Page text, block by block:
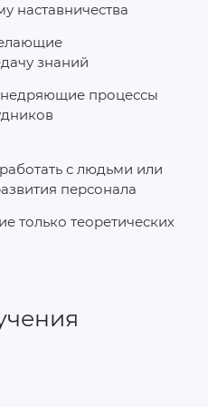
наставничества
знаний
процессы
с людьми или
персонала
только теоретических